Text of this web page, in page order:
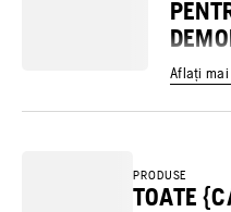
Aflați
PRODUSE
TOATE